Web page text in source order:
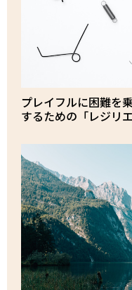
プレイフルに困難を
するための「レジリエ